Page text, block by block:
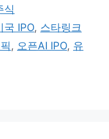
식
국 IPO, 스타링크
, 오픈AI IPO, 유